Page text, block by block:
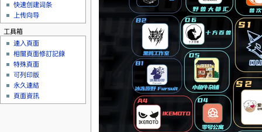
快速创建词条
上传向导
工具箱
連入頁面
相關頁面修訂記錄
特殊頁面
可列印版
永久連結
頁面資訊